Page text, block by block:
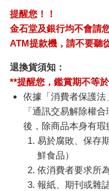
別。他們更進一步宣稱
提出的發言，並非智舉。
這激發了我的專業直覺
了過去五十幾年來，許
比喻成「美學〔藝術的
間裡，每個房間（即每
「大概念」。然而，隨
個空間就變得越來越黑
也無用了。於是我喪氣
提醒您！！
金石堂及銀行均不會請
ATM提款機，請不要聽
退換貨須知：
**提醒您，鑑賞期不等
依據「消費者保護法
「通訊交易解除權
後，除商品本身有瑕
易於腐敗、保存
鮮食品）
依消費者要求所
報紙、期刊或雜